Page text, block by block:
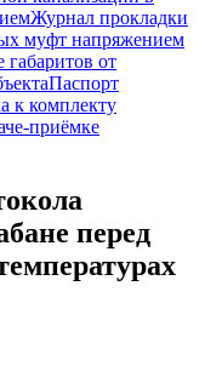
Журнал прокладки
муфт напряжением
габаритов от
Паспорт
к комплекту
приёмке
перед